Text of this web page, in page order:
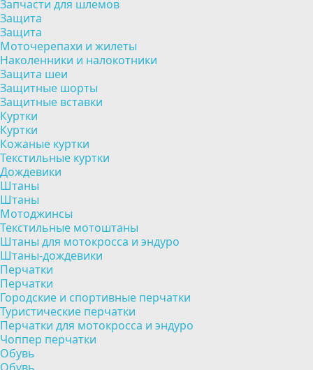
Запчасти для шлемов
Защита
Защита
Моточерепахи и жилеты
Наколенники и налокотники
Защита шеи
Защитные шорты
Защитные вставки
Куртки
Куртки
Кожаные куртки
Текстильные куртки
Дождевики
Штаны
Штаны
Мотоджинсы
Текстильные мотоштаны
Штаны для мотокросса и эндуро
Штаны-дождевики
Перчатки
Перчатки
Городские и спортивные перчатки
Туристические перчатки
Перчатки для мотокросса и эндуро
Чоппер перчатки
Обувь